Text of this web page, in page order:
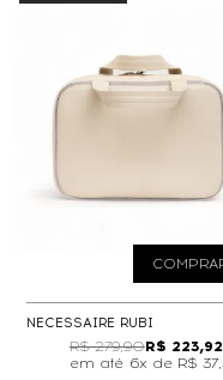
NECESSAIRE RUBI
R$ 279,90R$ 223,92
6x de R$